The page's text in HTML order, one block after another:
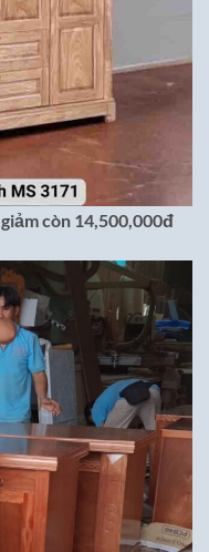
giảm còn 14,500,000đ